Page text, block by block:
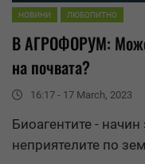
НОВИНИ ЛЮБОПИТНО
В АГРОФОРУМ:
на почвата?
16:17 - 17 March, 2023
Биоагентите -
неприятелите по